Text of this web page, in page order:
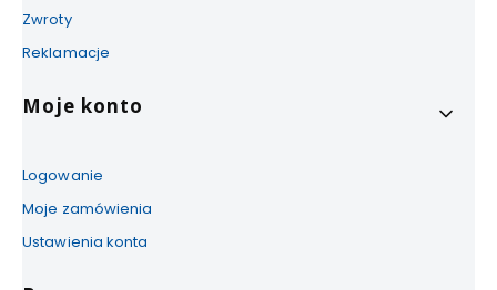
Zwroty
Reklamacje
Moje konto
Logowanie
Moje zamówienia
Ustawienia konta